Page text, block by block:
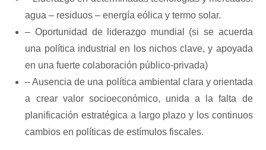
agua – residuos – energía eólica y termo solar.
– Oportunidad de liderazgo mundial (si se acuerda
una política industrial en los nichos clave, y apoyada
en una fuerte colaboración público-privada)
– Ausencia de una política ambiental clara y orientada
a crear valor socioeconómico, unida a la falta de
planificación estratégica a largo plazo y los continuos
cambios en políticas de estímulos fiscales.